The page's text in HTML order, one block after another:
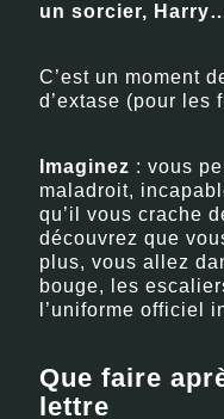
un sorcier,
C’est un moment
d’extase (pour les
Imaginez : vous
maladroit,
qu’il vous crache
découvrez que
plus, vous allez
bouge, les
l’uniforme officiel
Que faire
lettre